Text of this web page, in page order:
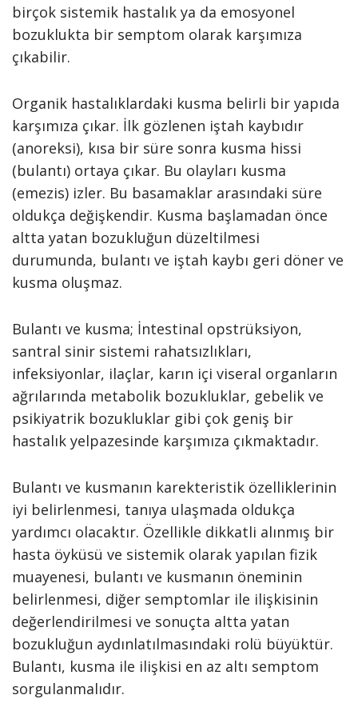
birçok sistemik hastalık ya da emosyonel
bozuklukta bir semptom olarak karşımıza
çıkabilir.
Organik hastalıklardaki kusma belirli bir yapıda
karşımıza çıkar. İlk gözlenen iştah kaybıdır
(anoreksi), kısa bir süre sonra kusma hissi
(bulantı) ortaya çıkar. Bu olayları kusma
(emezis) izler. Bu basamaklar arasındaki süre
oldukça değişkendir. Kusma başlamadan önce
altta yatan bozukluğun düzeltilmesi
durumunda, bulantı ve iştah kaybı geri döner ve
kusma oluşmaz.
Bulantı ve kusma; İntestinal opstrüksiyon,
santral sinir sistemi rahatsızlıkları,
infeksiyonlar, ilaçlar, karın içi viseral organların
ağrılarında metabolik bozukluklar, gebelik ve
psikiyatrik bozukluklar gibi çok geniş bir
hastalık yelpazesinde karşımıza çıkmaktadır.
Bulantı ve kusmanın karekteristik özelliklerinin
iyi belirlenmesi, tanıya ulaşmada oldukça
yardımcı olacaktır. Özellikle dikkatli alınmış bir
hasta öyküsü ve sistemik olarak yapılan fizik
muayenesi, bulantı ve kusmanın öneminin
belirlenmesi, diğer semptomlar ile ilişkisinin
değerlendirilmesi ve sonuçta altta yatan
bozukluğun aydınlatılmasındaki rolü büyüktür.
Bulantı, kusma ile ilişkisi en az altı semptom
sorgulanmalıdır.